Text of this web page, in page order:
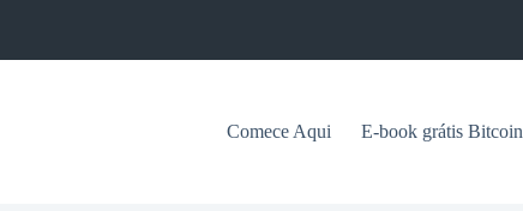
Comece Aqui E-book grátis Bitcoin